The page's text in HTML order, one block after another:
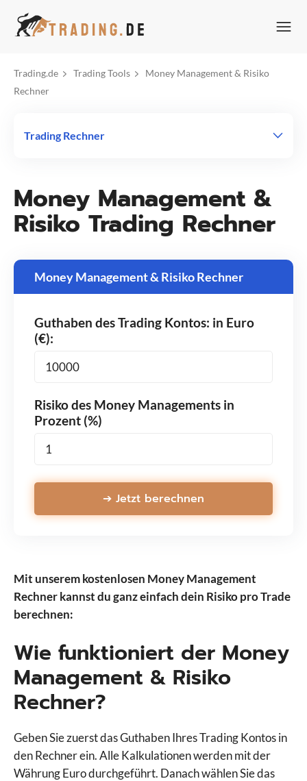
Inhalt
Trading.de Trading Tools
Money Management & Risiko
Rechner
Money Management &
Risiko Trading Rechner
Money Management & Risiko Rechner
Guthaben des Trading Kontos: in Euro
(€):
Risiko des Money Managements in
Prozent (%)
➔ Jetzt berechnen
Mit unserem kostenlosen Money Management
Rechner kannst du ganz einfach dein Risiko pro Trade
berechnen:
Wie funktioniert der Money
Management & Risiko
Rechner?
Geben Sie zuerst das Guthaben Ihres Trading Kontos in
den Rechner ein. Alle Kalkulationen werden mit der
Währung Euro durchgeführt. Danach wählen Sie das
Trading Rechner